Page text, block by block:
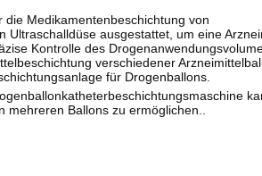
Medikamentenbeschichtung von
ausgestattet, um eine
Kontrolle des
verschiedener
für Drogenballons.
Ballons zu ermöglichen..